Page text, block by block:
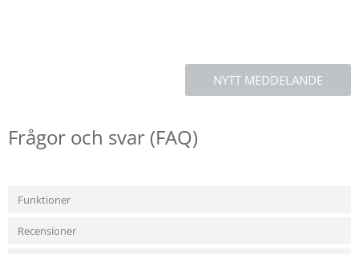
NYTT MEDDELANDE
Frågor och svar (FAQ)
Funktioner
Recensioner